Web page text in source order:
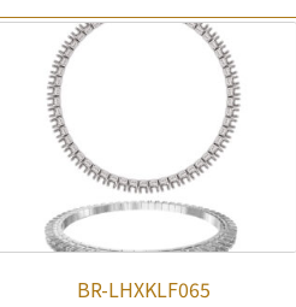
BR-LHXKLF065